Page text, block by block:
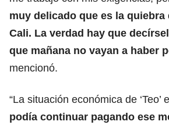
muy delicado que es la quiebra
Cali. La verdad hay que
que mañana no vayan a haber
mencionó.
“La situación económica de ‘Teo’
podía continuar pagando ese